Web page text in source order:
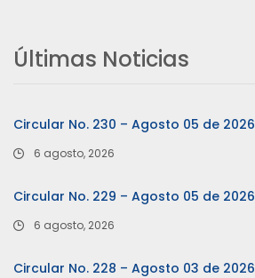
Últimas Noticias
Circular No. 230 – Agosto 05 de 2026
6 agosto, 2026
Circular No. 229 – Agosto 05 de 2026
6 agosto, 2026
Circular No. 228 – Agosto 03 de 2026